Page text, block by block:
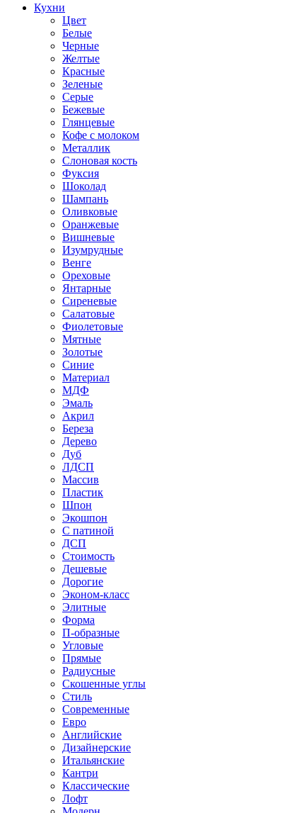
Кухни
Цвет
Белые
Черные
Желтые
Красные
Зеленые
Серые
Бежевые
Глянцевые
Кофе с молоком
Металлик
Слоновая кость
Фуксия
Шоколад
Шампань
Оливковые
Оранжевые
Вишневые
Изумрудные
Венге
Ореховые
Янтарные
Сиреневые
Салатовые
Фиолетовые
Мятные
Золотые
Синие
Материал
МДФ
Эмаль
Акрил
Береза
Дерево
Дуб
ЛДСП
Массив
Пластик
Шпон
Экошпон
С патиной
ДСП
Стоимость
Дешевые
Дорогие
Эконом-класс
Элитные
Форма
П-образные
Угловые
Прямые
Радиусные
Скошенные углы
Стиль
Современные
Евро
Английские
Дизайнерские
Итальянские
Кантри
Классические
Лофт